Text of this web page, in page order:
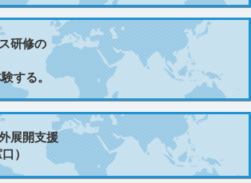
研修の
する。
展開支援
）